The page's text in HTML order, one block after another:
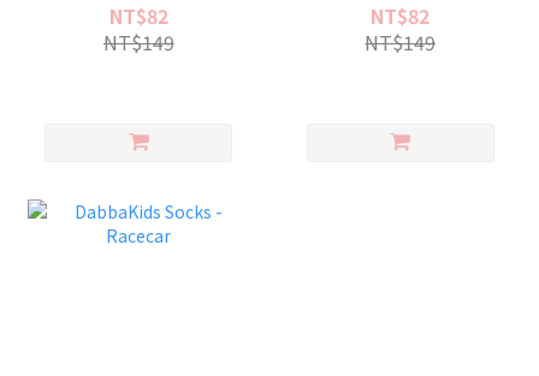
NT$82
NT$149
NT$82
NT$149